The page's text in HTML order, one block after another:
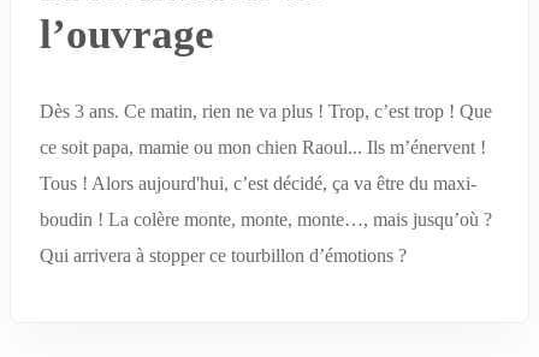
l’ouvrage
Dès 3 ans. Ce matin, rien ne va plus ! Trop, c’est trop ! Que
ce soit papa, mamie ou mon chien Raoul... Ils m’énervent !
Tous ! Alors aujourd'hui, c’est décidé, ça va être du maxi-
boudin ! La colère monte, monte, monte…, mais jusqu’où ?
Qui arrivera à stopper ce tourbillon d’émotions ?